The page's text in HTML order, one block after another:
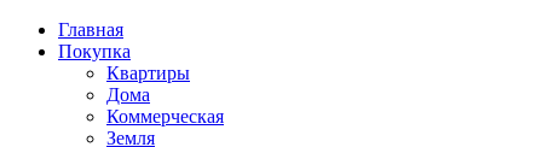
Главная
Покупка
Квартиры
Дома
Коммерческая
Земля